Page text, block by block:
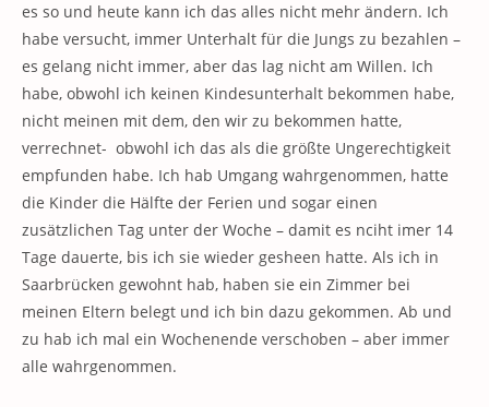
es so und heute kann ich das alles nicht mehr ändern. Ich
habe versucht, immer Unterhalt für die Jungs zu bezahlen –
es gelang nicht immer, aber das lag nicht am Willen. Ich
habe, obwohl ich keinen Kindesunterhalt bekommen habe,
nicht meinen mit dem, den wir zu bekommen hatte,
verrechnet- obwohl ich das als die größte Ungerechtigkeit
empfunden habe. Ich hab Umgang wahrgenommen, hatte
die Kinder die Hälfte der Ferien und sogar einen
zusätzlichen Tag unter der Woche – damit es nciht imer 14
Tage dauerte, bis ich sie wieder gesheen hatte. Als ich in
Saarbrücken gewohnt hab, haben sie ein Zimmer bei
meinen Eltern belegt und ich bin dazu gekommen. Ab und
zu hab ich mal ein Wochenende verschoben – aber immer
alle wahrgenommen.